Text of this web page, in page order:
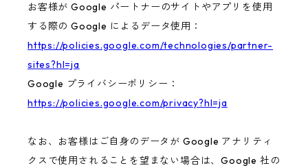
お客様が Google パートナーのサイトやアプリを使用
する際の Google によるデータ使用：
https://policies.google.com/technologies/partner-
sites?hl=ja
Google プライバシーポリシー：
https://policies.google.com/privacy?hl=ja
なお、お客様はご自身のデータが Google アナリティ
クスで使用されることを望まない場合は、Google 社の